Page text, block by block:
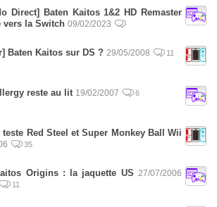
Direct] Baten Kaitos 1&2 HD Remaster
vers la Switch 09/02/2023
Baten Kaitos sur DS ? 29/05/2008 11
reste au lit 19/02/2007 6
teste Red Steel et Super Monkey Ball Wii
35
Origins : la jaquette US
27/07/2006
11